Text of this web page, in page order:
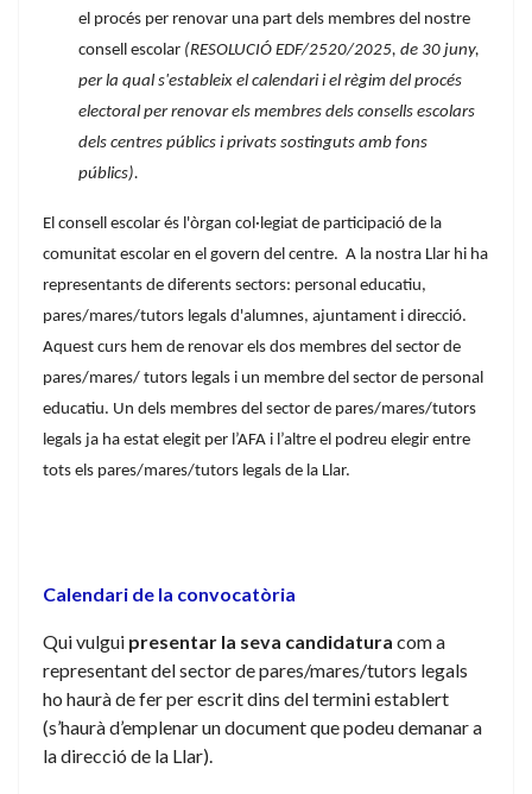
el procés per renovar una part dels membres del nostre
consell escolar (RESOLUCIÓ EDF/2520/2025, de 30 juny,
per la qual s'estableix el calendari i el règim del procés
electoral per renovar els membres dels consells escolars
dels centres públics i privats sostinguts amb fons
públics).
El consell escolar és l'òrgan col·legiat de participació de la
comunitat escolar en el govern del centre. A la nostra Llar hi ha
representants de diferents sectors: personal educatiu,
pares/mares/tutors legals d'alumnes, ajuntament i direcció.
Aquest curs hem de renovar els dos membres del sector de
pares/mares/ tutors legals i un membre del sector de personal
educatiu. Un dels membres del sector de pares/mares/tutors
legals ja ha estat elegit per l’AFA i l’altre el podreu elegir entre
tots els pares/mares/tutors legals de la Llar.
Calendari de la convocatòria
Qui vulgui presentar la seva candidatura com a
representant del sector de pares/mares/tutors legals
ho haurà de fer per escrit dins del termini establert
(s’haurà d’emplenar un document que podeu demanar a
la direcció de la Llar).